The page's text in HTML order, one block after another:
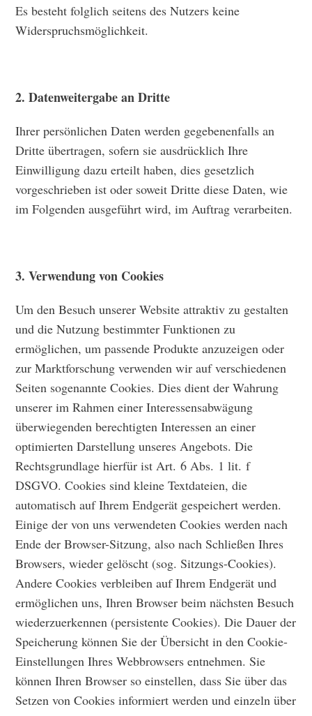
Es besteht folglich seitens des Nutzers keine
Widerspruchsmöglichkeit.
2. Datenweitergabe an Dritte
Ihrer persönlichen Daten werden gegebenenfalls an
Dritte übertragen, sofern sie ausdrücklich Ihre
Einwilligung dazu erteilt haben, dies gesetzlich
vorgeschrieben ist oder soweit Dritte diese Daten, wie
im Folgenden ausgeführt wird, im Auftrag verarbeiten.
3. Verwendung von Cookies
Um den Besuch unserer Website attraktiv zu gestalten
und die Nutzung bestimmter Funktionen zu
ermöglichen, um passende Produkte anzuzeigen oder
zur Marktforschung verwenden wir auf verschiedenen
Seiten sogenannte Cookies. Dies dient der Wahrung
unserer im Rahmen einer Interessensabwägung
überwiegenden berechtigten Interessen an einer
optimierten Darstellung unseres Angebots. Die
Rechtsgrundlage hierfür ist Art. 6 Abs. 1 lit. f
DSGVO. Cookies sind kleine Textdateien, die
automatisch auf Ihrem Endgerät gespeichert werden.
Einige der von uns verwendeten Cookies werden nach
Ende der Browser-Sitzung, also nach Schließen Ihres
Browsers, wieder gelöscht (sog. Sitzungs-Cookies).
Andere Cookies verbleiben auf Ihrem Endgerät und
ermöglichen uns, Ihren Browser beim nächsten Besuch
wiederzuerkennen (persistente Cookies). Die Dauer der
Speicherung können Sie der Übersicht in den Cookie-
Einstellungen Ihres Webbrowsers entnehmen. Sie
können Ihren Browser so einstellen, dass Sie über das
Setzen von Cookies informiert werden und einzeln über